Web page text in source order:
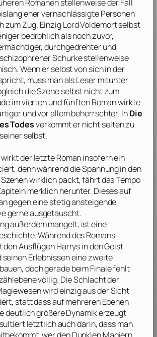
Romanen stellenweise der Fall
eher vernachlässigte Personen
zum Zug. Einzig Lord Voldemort selbst
bedrohlich als noch zuvor,
durchgedrehter und
Schurke stellenweise
Wenn er selbst von sich in der
muss man als Leser mitunter
die Szene selbst nicht zum
im vierten und fünften Roman wirkte
und vor allem beherrschter. InDie
Todesverkommt er nicht selten zu
selbst.
der letzte Roman insofern ein
denn während die Spannung in den
wirklich packt, fährt das Tempo
merklich herunter. Dieses auf
gegen eine stetig ansteigende
gerne ausgetauscht.
außerdem mangelt, ist eine
Während des Romans
Ausflügen Harrys in den Geist
seinen Erlebnissen eine zweite
doch gerade beim Finale fehlt
völlig. Die Schlacht der
wird einzig aus der Sicht
statt dass auf mehreren Ebenen
deutlich größere Dynamik erzeugt
letztlich auch darin, dass man